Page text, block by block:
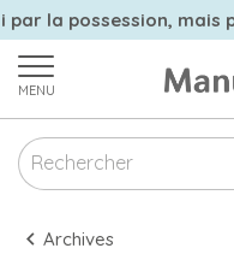
la possession, mais
MENU
Archives